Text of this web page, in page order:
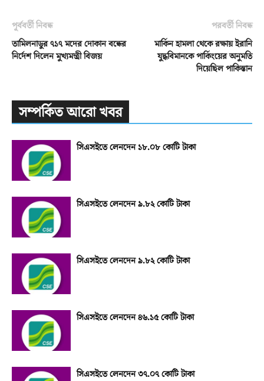
পূর্ববর্তী নিবন্ধ
তামিলনাডুর ৭১৭ মদের দোকান বন্ধের
নির্দেশ দিলেন মুখ্যমন্ত্রী বিজয়
পরবর্তী নিবন্ধ
মার্কিন হামলা থেকে রক্ষায় ইরানি
যুদ্ধবিমানকে পার্কিংয়ের অনুমতি
দিয়েছিল পাকিস্তান
সম্পর্কিত আরো খবর
সিএসইতে লেনদেন ১৮.০৮ কোটি টাকা
সিএসইতে লেনদেন ৯.৮২ কোটি টাকা
সিএসইতে লেনদেন ৯.৮২ কোটি টাকা
সিএসইতে লেনদেন ৪৬.১৫ কোটি টাকা
সিএসইতে লেনদেন ৩৭.০৭ কোটি টাকা